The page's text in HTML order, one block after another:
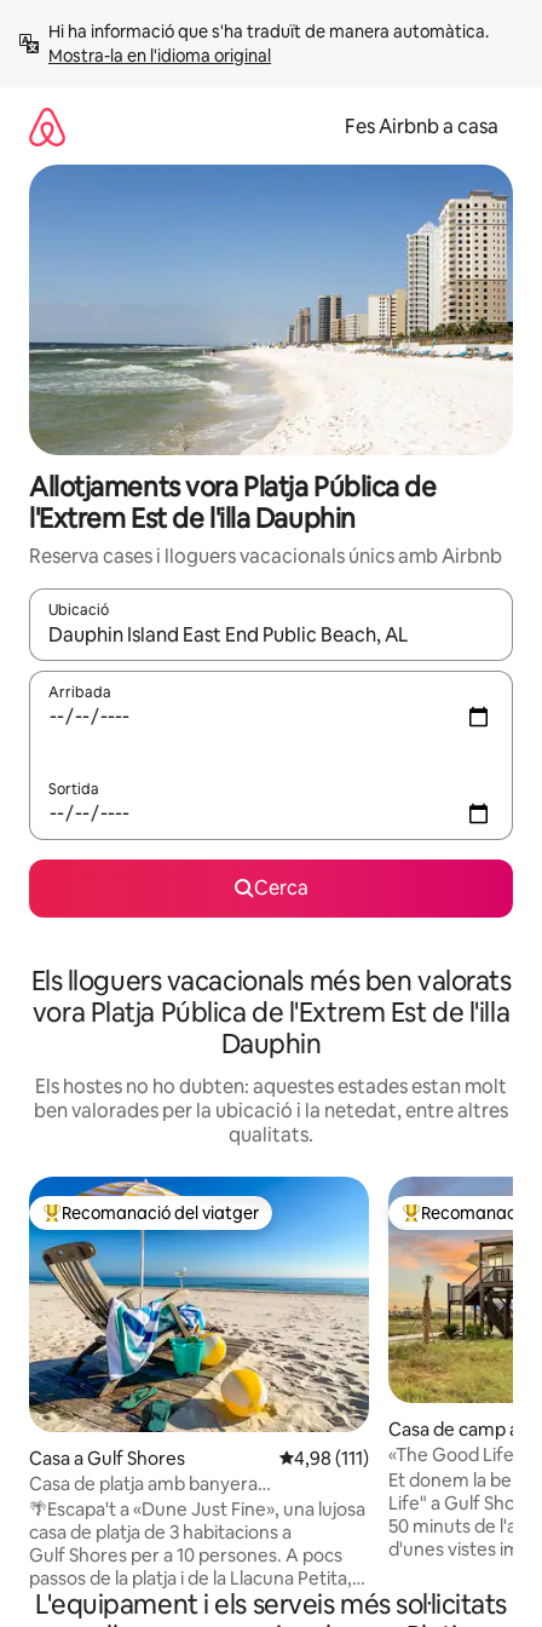
Mostra-la en l'idioma original
Fes Airbnb a casa
Allotjaments vora Platja Pública de
l'Extrem Est de l'illa Dauphin
Reserva cases i lloguers vacacionals únics amb Airbnb
Ubicació
Quan els resultats estiguin disponibles, podràs navegar-hi a
Arribada
Sortida
Cerca
Els lloguers vacacionals més ben valorats
vora Platja Pública de l'Extrem Est de l'illa
Dauphin
Els hostes no ho dubten: aquestes estades estan molt
ben valorades per la ubicació i la netedat, entre altres
qualitats.
Principals recomanacions dels viatgers
Recomanació del viatger
Casa a Gulf Shores 4,98 de puntuació mitjana d'un
4,98 (111)
Casa de platja amb banyera
d'hidromassatge i foguera
🌴Escapa't a «Dune Just Fine», una lujosa
casa de platja de 3 habitacions a
Gulf Shores per a 10 persones. A pocs
passos de la platja i de la Llacuna Petita,
aquest refugi de 167 metres quadrats
Principals
Recomanació
Casa de camp a
«The Good Life»:
d'hidromassatge,
autocaravanes,
Et donem la
Life" a Gulf
50 minuts de
d'unes vistes
Fortified Round
una escapada
L'equipament i els serveis més sol·licitats